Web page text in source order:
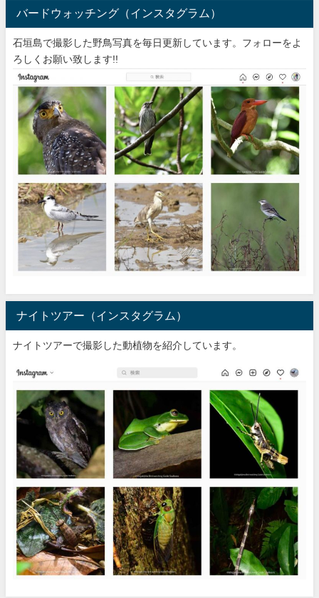
バードウォッチング（インスタグラム）
石垣島で撮影した野鳥写真を毎日更新しています。フォローをよ
ろしくお願い致します!!
ナイトツアー（インスタグラム）
ナイトツアーで撮影した動植物を紹介しています。